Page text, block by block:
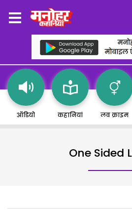
ऑडियो कहानियां लव क्राइम
One Sided